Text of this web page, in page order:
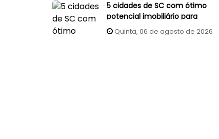
5 cidades de SC com ótimo
potencial imobiliário para
investidores
Quinta, 06 de agosto de 2026